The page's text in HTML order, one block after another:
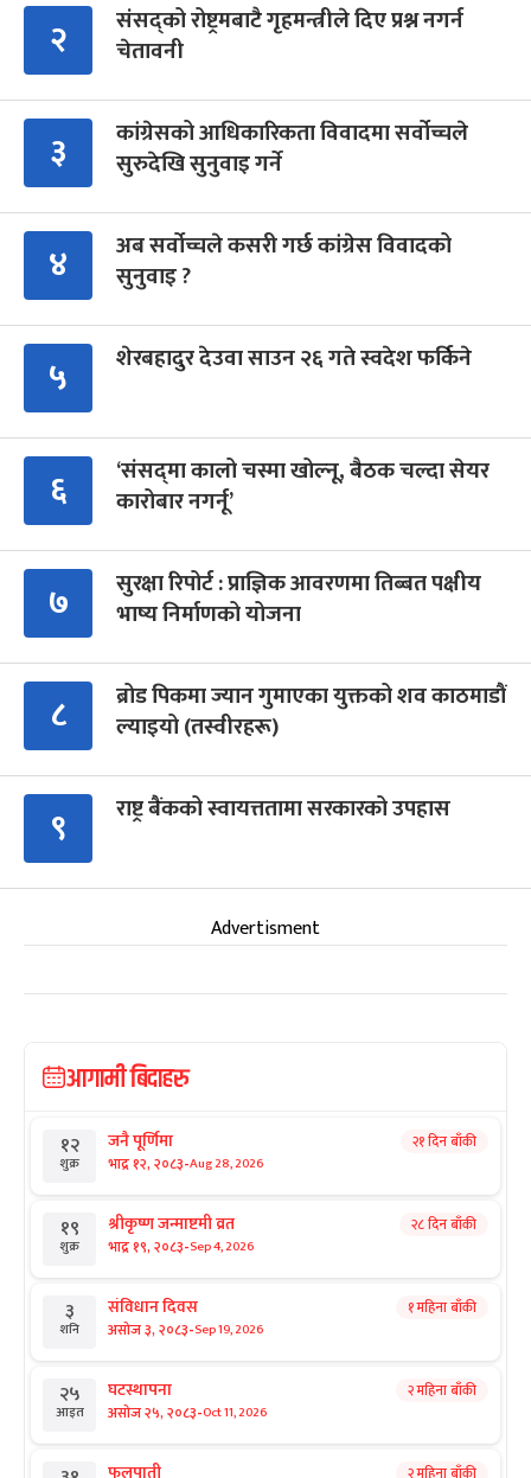
२
संसद्को रोष्ट्रमबाटै गृहमन्त्रीले दिए प्रश्न नगर्न
चेतावनी
३
कांग्रेसको आधिकारिकता विवादमा सर्वोच्चले
सुरुदेखि सुनुवाइ गर्ने
४
अब सर्वोच्चले कसरी गर्छ कांग्रेस विवादको
सुनुवाइ ?
५ शेरबहादुर देउवा साउन २६ गते स्वदेश फर्किने
६
‘संसद्‍मा कालो चस्मा खोल्नू, बैठक चल्दा सेयर
कारोबार नगर्नू’
७
सुरक्षा रिपोर्ट : प्राज्ञिक आवरणमा तिब्बत पक्षीय
भाष्य निर्माणको योजना
८
ब्रोड पिकमा ज्यान गुमाएका युक्तको शव काठमाडौं
ल्याइयो (तस्वीरहरू)
९ राष्ट्र बैंकको स्वायत्ततामा सरकारको उपहास
Advertisment
आगामी बिदाहरु
१२
शुक्र
जनै पूर्णिमा
भाद्र १२, २०८३-Aug 28, 2026
२१ दिन बाँकी
१९
शुक्र
श्रीकृष्ण जन्माष्टमी व्रत
भाद्र १९, २०८३-Sep 4, 2026
२८ दिन बाँकी
३
शनि
संविधान दिवस
असोज ३, २०८३-Sep 19, 2026
१ महिना बाँकी
२५
आइत
घटस्थापना
असोज २५, २०८३-Oct 11, 2026
२ महिना बाँकी
२ महिना बाँकी